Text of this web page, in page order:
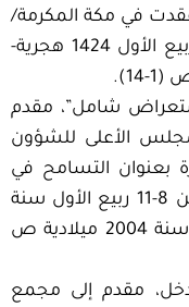
في مكة المكرمة/
رابطة العالم الإسلامي، 17-20 ربيع الأول 1424 هجرية-
شامل”، مقدم
الأعلى للشؤون
بعنوان التسامح في
الحضارة الإسلامية في الفترة من 8-11 ربيع الأول سنة
1425 هجرية الموافق 28/4-1/5 سنة 2004 ميلادية ص
مقدم إلى مجمع